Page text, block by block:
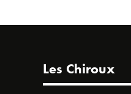
Les Chiroux